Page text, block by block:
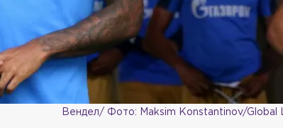
Вендел/ Фото: Maksim Konstantinov/Global